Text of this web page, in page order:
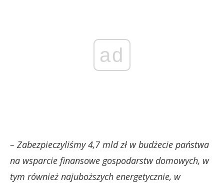
ad
– Zabezpieczyliśmy 4,7 mld zł w budżecie państwa
na wsparcie finansowe gospodarstw domowych, w
tym również najuboższych energetycznie, w